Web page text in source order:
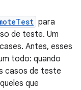
para
de teste. Um
Antes, esses
todo: quando
casos de teste
que